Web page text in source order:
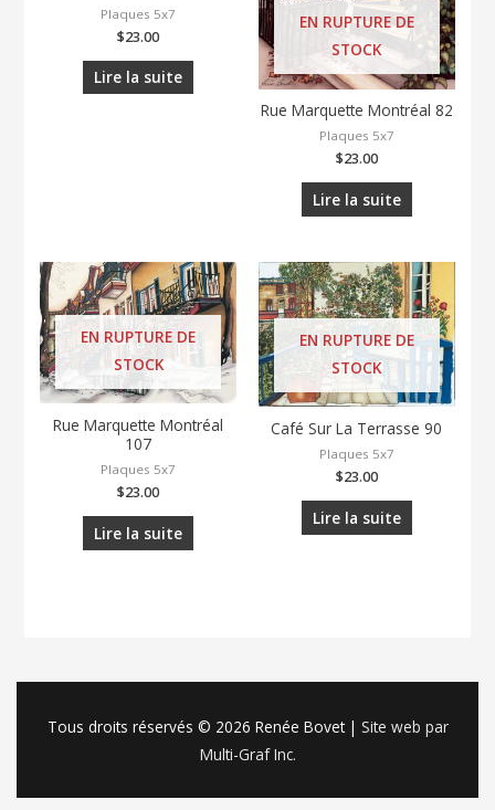
Plaques 5x7
$23.00
Lire la suite
EN RUPTURE DE
STOCK
Rue Marquette Montréal 82
Plaques 5x7
$23.00
Lire la suite
EN RUPTURE DE
STOCK
Rue Marquette Montréal
107
Plaques 5x7
$23.00
Lire la suite
EN RUPTURE DE
STOCK
Café Sur La Terrasse 90
Plaques 5x7
$23.00
Lire la suite
Tous droits réservés © 2026 Renée Bovet| Site web par
Multi-Graf Inc.